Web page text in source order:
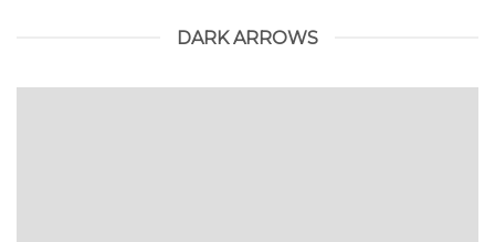
DARK ARROWS